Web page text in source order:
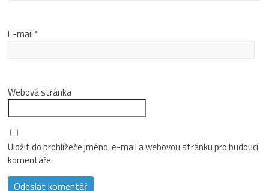
E-mail *
Webová stránka
Uložit do prohlížeče jméno, e-mail a webovou stránku pro budoucí
komentáře.